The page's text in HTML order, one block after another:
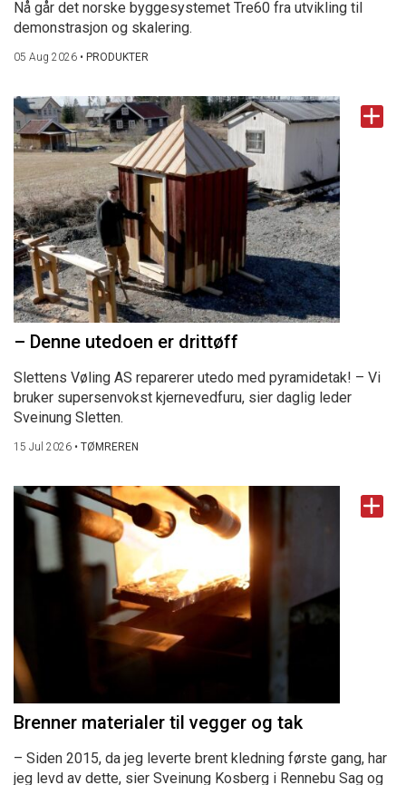
Nå går det norske byggesystemet Tre60 fra utvikling til
demonstrasjon og skalering.
05 Aug 2026 • PRODUKTER
– Denne utedoen er drittøff
Slettens Vøling AS reparerer utedo med pyramidetak! – Vi
bruker supersenvokst kjernevedfuru, sier daglig leder
Sveinung Sletten.
15 Jul 2026 • TØMREREN
Brenner materialer til vegger og tak
– Siden 2015, da jeg leverte brent kledning første gang, har
jeg levd av dette, sier Sveinung Kosberg i Rennebu Sag og